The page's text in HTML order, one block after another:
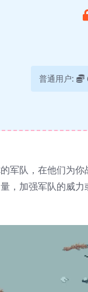
普通用户:
军队，在他们为
，加强军队的威